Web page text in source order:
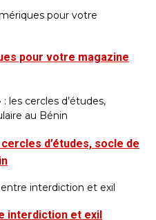
pour votre magazine
d’études, socle de
interdiction et exil